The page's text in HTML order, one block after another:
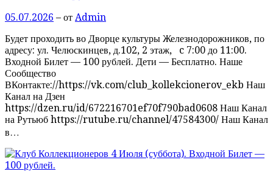
05.07.2026 – от Admin
Будет проходить во Дворце культуры Железнодорожников, по
адресу: ул. Челюскинцев, д.102, 2 этаж, c 7:00 до 11:00.
Входной Билет — 100 рублей. Дети — Бесплатно. Наше
Сообщество
ВКонтакте://https://vk.com/club_kollekcionerov_ekb Наш
Канал на Дзен
https://dzen.ru/id/672216701ef70f790bad0608 Наш Канал
на Рутьюб https://rutube.ru/channel/47584300/ Наш Канал
в…